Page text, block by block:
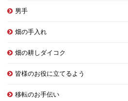
男手
畑の手入れ
畑の耕しダイコク
皆様のお役に立てるよう
移転のお手伝い